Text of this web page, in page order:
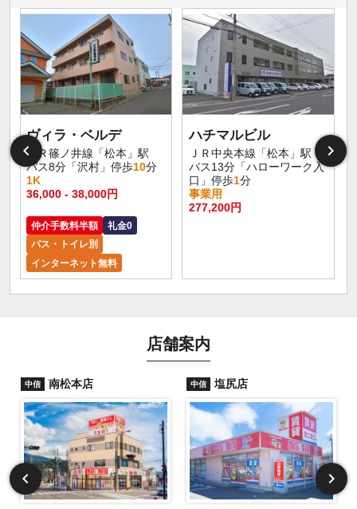
ヴィラ・ベルデ
ＪＲ篠ノ井線「松本」駅
バス8分「沢村」停歩10分
1K
36,000 - 38,000円
仲介手数料半額
礼金0
バス・トイレ別
インターネット無料
ハチマルビル
ＪＲ中央本線「松本」駅
バス13分「ハローワーク入
口」停歩1分
事業用
277,200円
店舗案内
中信 南松本店 中信 塩尻店